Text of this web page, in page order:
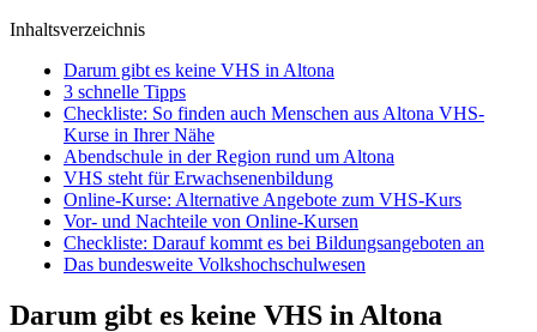
Inhaltsverzeichnis
Darum gibt es keine VHS in Altona
3 schnelle Tipps
Checkliste: So finden auch Menschen aus Altona VHS-
Kurse in Ihrer Nähe
Abendschule in der Region rund um Altona
VHS steht für Erwachsenenbildung
Online-Kurse: Alternative Angebote zum VHS-Kurs
Vor- und Nachteile von Online-Kursen
Checkliste: Darauf kommt es bei Bildungsangeboten an
Das bundesweite Volkshochschulwesen
Darum gibt es keine VHS in Altona